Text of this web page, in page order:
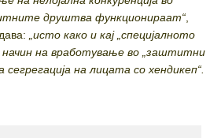
друштва функционираат“
„исто како и кај „специјалното
начин на вработување во „заштитни
на лицата со хендикеп“.